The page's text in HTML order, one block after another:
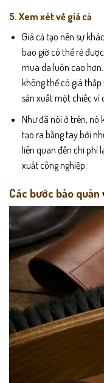
5. Xem xét về giá cả
Giá cả tạo nên sự
bao giờ có thể rẻ
mua da luôn cao
không thể có giá
sản xuất một chiếc ví
Như đã nói ở trên, nó
tạo ra bằng tay bởi
liên quan đến chi phí
xuất công nghiệp.
Các bước bảo quản